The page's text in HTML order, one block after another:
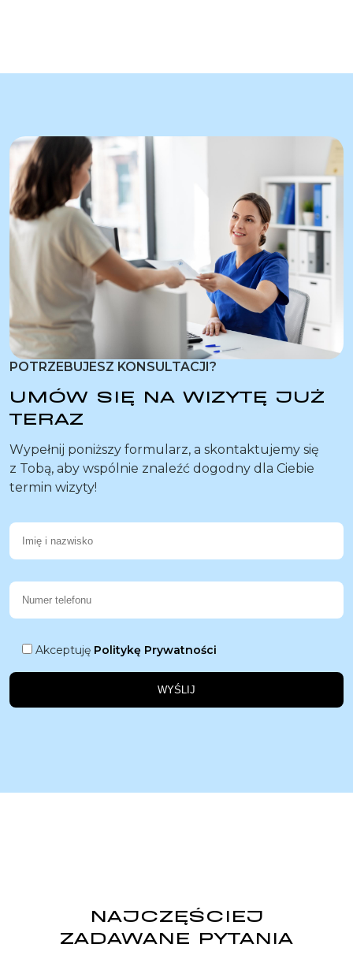
POTRZEBUJESZ KONSULTACJI?
UMÓW SIĘ NA WIZYTĘ JUŻ
TERAZ
Wypełnij poniższy formularz, a skontaktujemy się
z Tobą, aby wspólnie znaleźć dogodny dla Ciebie
termin wizyty!
Akceptuję Politykę Prywatności
NAJCZĘŚCIEJ
ZADAWANE PYTANIA